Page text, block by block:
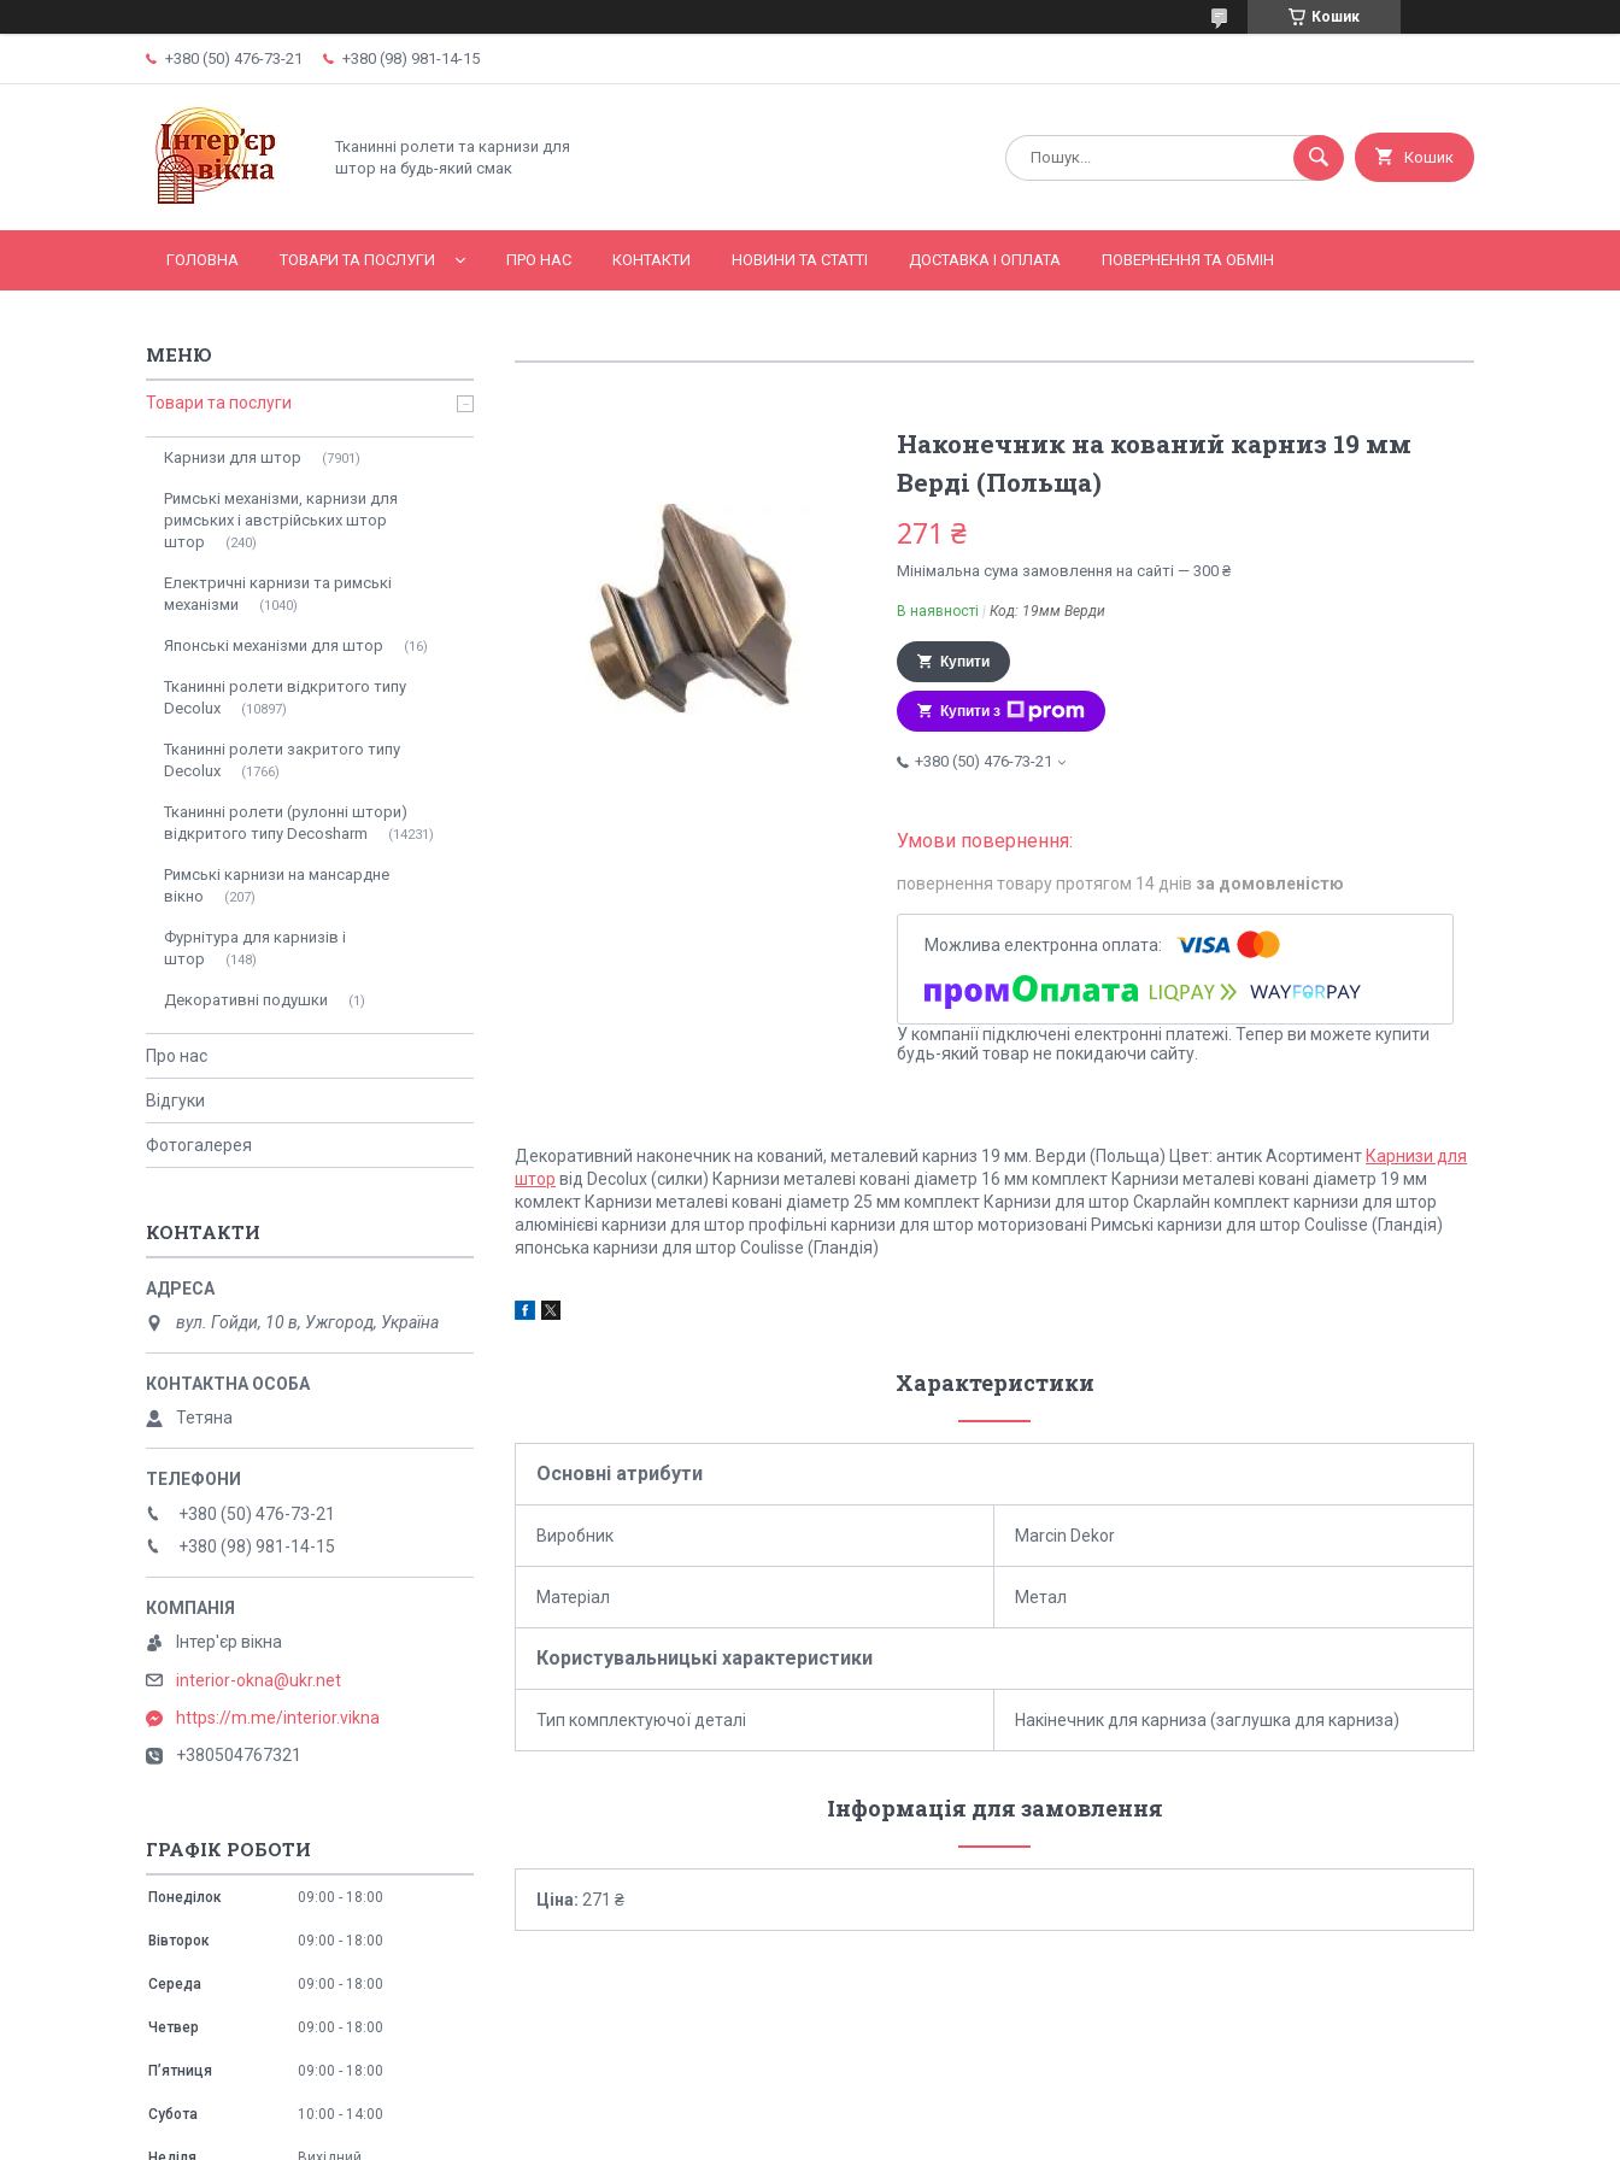
Кошик
+380 (50) 476-73-21 +380 (98) 981-14-15
Тканинні ролети та карнизи для
штор на будь-який смак
Кошик
ГОЛОВНА ТОВАРИ ТА ПОСЛУГИ ПРО НАС КОНТАКТИ НОВИНИ ТА СТАТТІ ДОСТАВКА І ОПЛАТА ПОВЕРНЕННЯ ТА ОБМІН
Наконечник на кований карниз 19 мм
Верді (Польща)
271 ₴
Мінімальна сума замовлення на сайті — 300 ₴
В наявності Код: 19мм Верди
Купити
Купити з
+380 (50) 476-73-21
повернення товару протягом 14 днів за домовленістю
У компанії підключені електронні платежі. Тепер ви можете купити
будь-який товар не покидаючи сайту.
Декоративний наконечник на кований, металевий карниз 19 мм. Верди (Польща) Цвет: антик АсортиментКарнизи для
штор від Decolux (силки) Карнизи металеві ковані діаметр 16 мм комплект Карнизи металеві ковані діаметр 19 мм
комлект Карнизи металеві ковані діаметр 25 мм комплект Карнизи для штор Скарлайн комплект карнизи для штор
алюмінієві карнизи для штор профільні карнизи для штор моторизовані Римські карнизи для штор Coulisse (Гландія)
японська карнизи для штор Coulisse (Гландія)
Характеристики
Основні атрибути
Виробник Marcin Dekor
Матеріал Метал
Користувальницькі характеристики
Тип комплектуючої деталі Накінечник для карниза (заглушка для карниза)
Інформація для замовлення
Ціна: 271 ₴
Товари та послуги
Карнизи для штор 7901
Римські механізми, карнизи для
римських і австрійських штор
штор
240
Електричні карнизи та римські
механізми
1040
Японські механізми для штор 16
Тканинні ролети відкритого типу
Decolux
10897
Тканинні ролети закритого типу
Decolux
1766
Тканинні ролети (рулонні штори)
відкритого типу Decosharm
14231
Римські карнизи на мансардне
вікно
207
Фурнітура для карнизів і
штор
148
Декоративні подушки 1
Про нас
Відгуки
Фотогалерея
КОНТАКТИ
вул. Гойди, 10 в, Ужгород, Україна
Тетяна
+380 (50) 476-73-21
+380 (98) 981-14-15
Інтер'єр вікна
interior-okna@ukr.net
https://m.me/interior.vikna
+380504767321
ГРАФІК РОБОТИ
Понеділок 09:00 18:00
Вівторок 09:00 18:00
Середа 09:00 18:00
Четвер 09:00 18:00
Пʼятниця 09:00 18:00
Субота 10:00 14:00